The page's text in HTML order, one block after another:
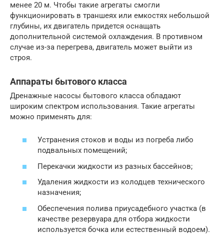
менее 20 м. Чтобы такие агрегаты смогли
функционировать в траншеях или емкостях небольшой
глубины, их двигатель придется оснащать
дополнительной системой охлаждения. В противном
случае из-за перегрева, двигатель может выйти из
строя.
Аппараты бытового класса
Дренажные насосы бытового класса обладают
широким спектром использования. Такие агрегаты
можно применять для:
Устранения стоков и воды из погреба либо
подвальных помещений;
Перекачки жидкости из разных бассейнов;
Удаления жидкости из колодцев технического
назначения;
Обеспечения полива приусадебного участка (в
качестве резервуара для отбора жидкости
используется бочка или естественный водоем).